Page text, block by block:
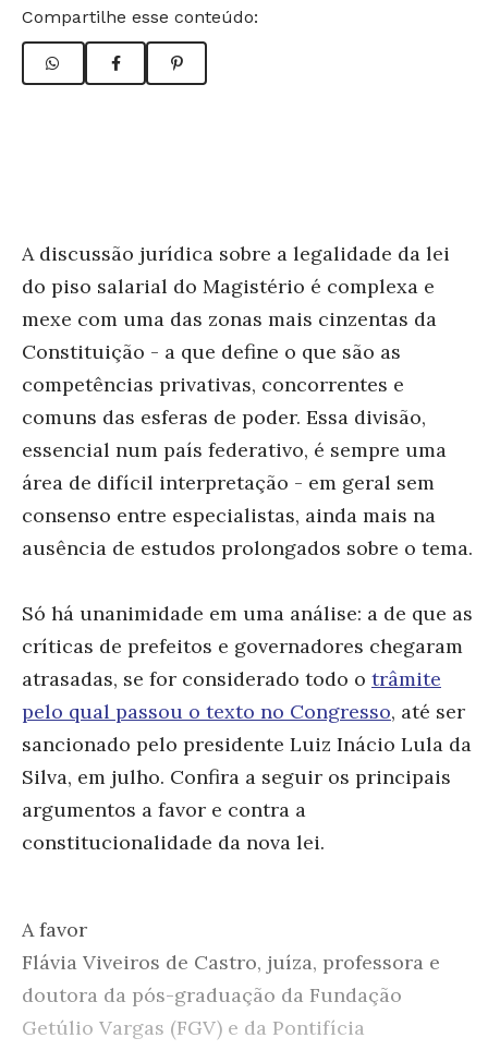
Compartilhe esse conteúdo:
A discussão jurídica sobre a legalidade da lei
do piso salarial do Magistério é complexa e
mexe com uma das zonas mais cinzentas da
Constituição - a que define o que são as
competências privativas, concorrentes e
comuns das esferas de poder. Essa divisão,
essencial num país federativo, é sempre uma
área de difícil interpretação - em geral sem
consenso entre especialistas, ainda mais na
ausência de estudos prolongados sobre o tema.
Só há unanimidade em uma análise: a de que as
críticas de prefeitos e governadores chegaram
atrasadas, se for considerado todo o trâmite
pelo qual passou o texto no Congresso, até ser
sancionado pelo presidente Luiz Inácio Lula da
Silva, em julho. Confira a seguir os principais
argumentos a favor e contra a
constitucionalidade da nova lei.
A favor
Flávia Viveiros de Castro, juíza, professora e
doutora da pós-graduação da Fundação
Getúlio Vargas (FGV) e da Pontifícia